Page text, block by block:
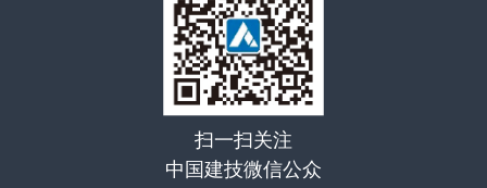
扫一扫关注
中国建技微信公众